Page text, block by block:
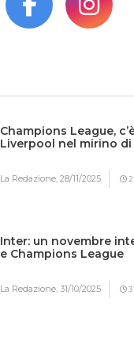
Champions League,
Liverpool nel mirino di
La Redazione,28/11/2025
Inter: un novembre
e Champions League
La Redazione,31/10/2025